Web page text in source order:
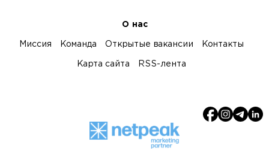
О нас
Миссия Команда Открытые вакансии Контакты
Карта сайта RSS-лента